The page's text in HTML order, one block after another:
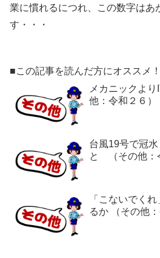
業に慣れるにつれ、この数字はあ
す・・・
■この記事を読んだ方にオススメ
メカニックよ
他：令和２６）
台風19号で冠
と （その他：
「こないでく
るか （その他